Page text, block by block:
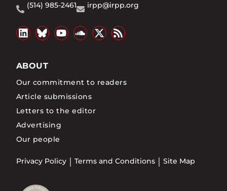
(514) 985-2461
irpp@irpp.org
ABOUT
Our commitment to readers
Article submissions
Letters to the editor
Advertising
Our people
Privacy Policy Terms and Conditions Site Map